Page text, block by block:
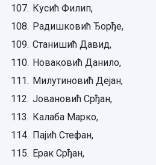
107. Кусић Филип,
108. Радишковић Ђорђе,
109. Станишић Давид,
110. Новаковић Данило,
111. Милутиновић Дејан,
112. Јовановић Срђан,
113. Калаба Марко,
114. Пајић Стефан,
115. Ерак Срђан,